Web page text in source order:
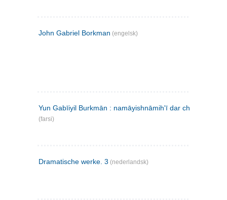
John Gabriel Borkman (engelsk)
Yun Gabīiyil Burkmān : namāyishnāmihʹī dar chahār pardih
(farsi)
Dramatische werke. 3 (nederlandsk)